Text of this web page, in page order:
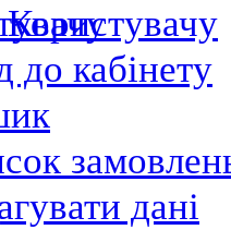
Користувачу
до кабінету
дані